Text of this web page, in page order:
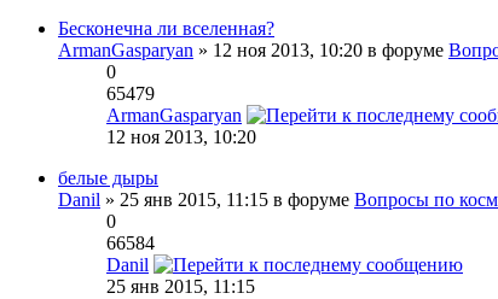
Бесконечна ли вселенная?
ArmanGasparyan » 12 ноя 2013, 10:20 в форуме
0
65479
ArmanGasparyan
12 ноя 2013, 10:20
белые дыры
Danil » 25 янв 2015, 11:15 в форуме Вопросы по
0
66584
Danil
25 янв 2015, 11:15